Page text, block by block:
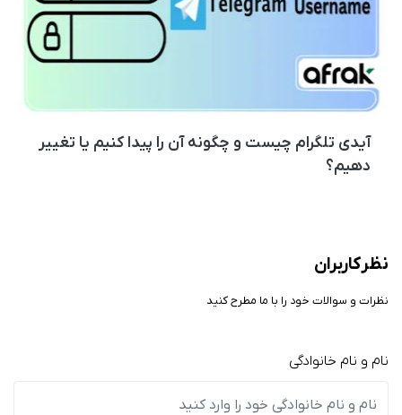
آیدی تلگرام چیست و چگونه آن را پیدا کنیم یا تغییر
دهیم؟
نظر کاربران
نظرات و سوالات خود را با ما مطرح کنید
نام و نام خانوادگی